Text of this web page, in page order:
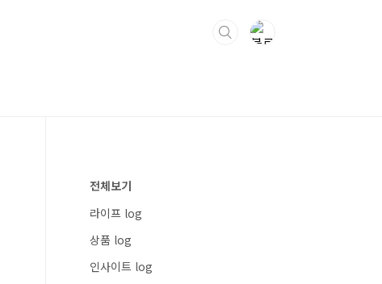
전체보기
라이프 log
상품 log
인사이트 log